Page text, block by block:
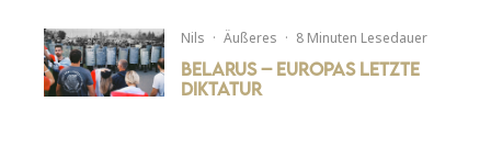
Nils · Äußeres · 8 Minuten Lesedauer
Belarus – Europas letzte
Diktatur